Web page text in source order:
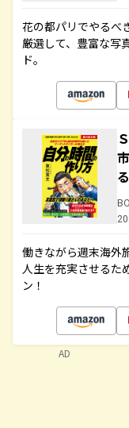
花の都パリでやるべ
厳選して、豊富な写
ド。
働きながら週末海外
人生を充実させるた
ン！
AD